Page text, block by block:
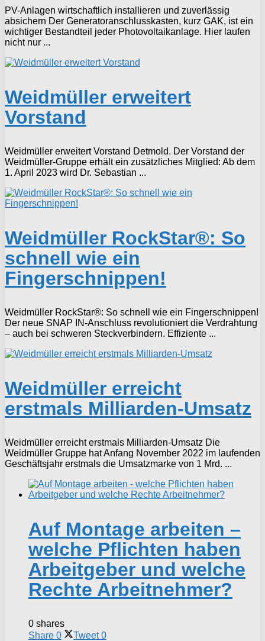
PV-Anlagen wirtschaftlich installieren und zuverlässig
absichern Der Generatoranschlusskasten, kurz GAK, ist ein
wichtiger Bestandteil jeder Photovoltaikanlage. Hier laufen
nicht nur ...
Weidmüller erweitert
Vorstand
Weidmüller erweitert Vorstand Detmold. Der Vorstand der
Weidmüller-Gruppe erhält ein zusätzliches Mitglied: Ab dem
1. April 2023 wird Dr. Sebastian ...
Weidmüller RockStar®: So
schnell wie ein
Fingerschnippen!
Weidmüller RockStar®: So schnell wie ein Fingerschnippen!
Der neue SNAP IN-Anschluss revolutioniert die Verdrahtung
– auch bei schweren Steckverbindern. Effiziente ...
Weidmüller erreicht
erstmals Milliarden-Umsatz
Weidmüller erreicht erstmals Milliarden-Umsatz Die
Weidmüller Gruppe hat Anfang November 2022 im laufenden
Geschäftsjahr erstmals die Umsatzmarke von 1 Mrd. ...
Auf Montage arbeiten –
welche Pflichten haben
Arbeitgeber und welche
Rechte Arbeitnehmer?
0 shares
Share 0 Tweet 0